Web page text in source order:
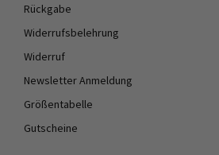
Rückgabe
Widerrufsbelehrung
Widerruf
Newsletter Anmeldung
Größentabelle
Gutscheine